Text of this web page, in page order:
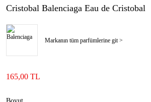
Cristobal Balenciaga Eau de Cristobal
Markanın tüm parfümlerine git >
165,00 TL